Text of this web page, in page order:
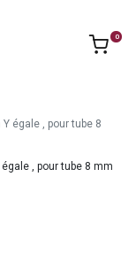
0
égale , pour tube 8